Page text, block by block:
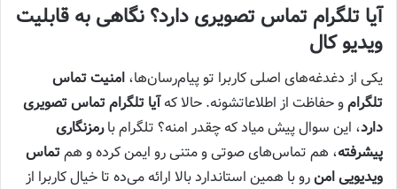
آیا تلگرام تماس تصویری دارد؟ نگاهی به قابلیت
ویدیو کال
یکی از دغدغه‌های اصلی کاربرا تو پیام‌رسان‌ها، امنیت تماس
تلگرامو حفاظت از اطلاعاتشونه. حالا کهآیا تلگرام تماس تصویری
دارد، این سوال پیش میاد که چقدر امنه؟ تلگرام بارمزنگاری
پیشرفته، هم تماس‌های صوتی و متنی رو ایمن کرده و همتماس
ویدیویی امنرو با همین استاندارد بالا ارائه می‌ده تا خیال کاربرا از